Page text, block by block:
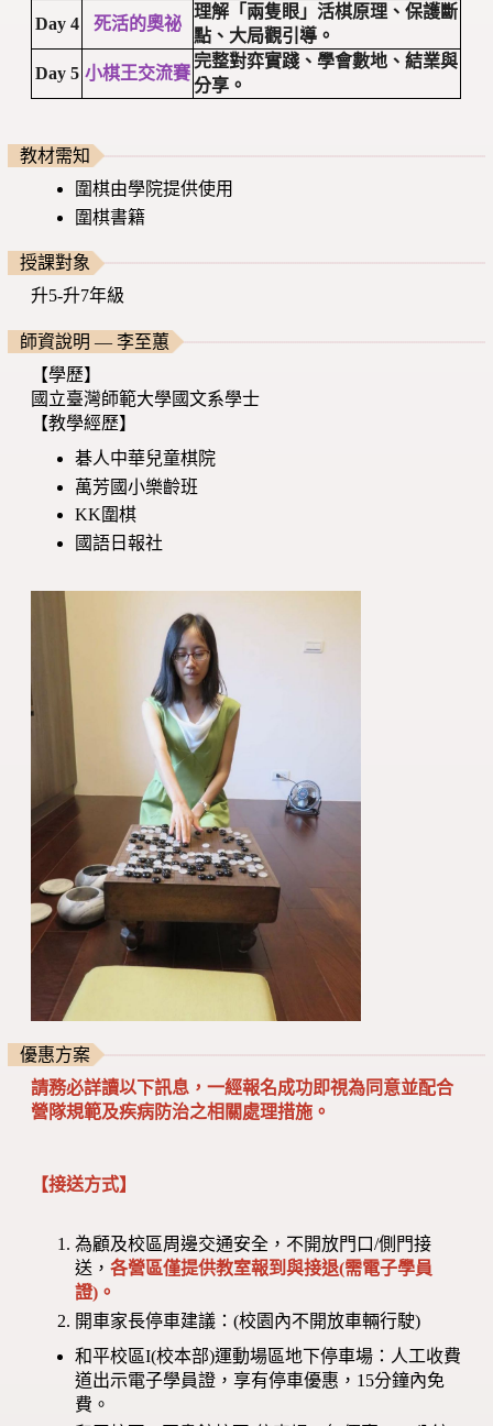
Day 4
死活的奧祕
理解「兩隻眼」活棋原理、保護斷
點、大局觀引導。
Day 5 小棋王交流賽
完整對弈實踐、學會數地、結業與
分享。
教材需知
圍棋由學院提供使用
圍棋書籍
授課對象
升5-升7年級
師資說明 — 李至蕙
【學歷】
國立臺灣師範大學國文系學士
【教學經歷】
碁人中華兒童棋院
萬芳國小樂齡班
KK圍棋
國語日報社
優惠方案
請務必詳讀以下訊息，一經報名成功即視為同意並配合
營隊規範及疾病防治之相關處理措施。
【接送方式】
為顧及校區周邊交通安全，不開放門口/側門接
送，各營區僅提供教室報到與接退(需電子學員
證)。
開車家長停車建議：(校園內不開放車輛行駛)
和平校區I(校本部)運動場區地下停車場：人工收費
道出示電子學員證，享有停車優惠，15分鐘內免
費。